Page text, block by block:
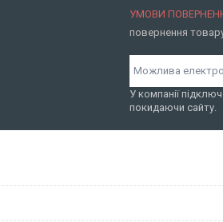
повернення
У компанії
покидаючи сайту.